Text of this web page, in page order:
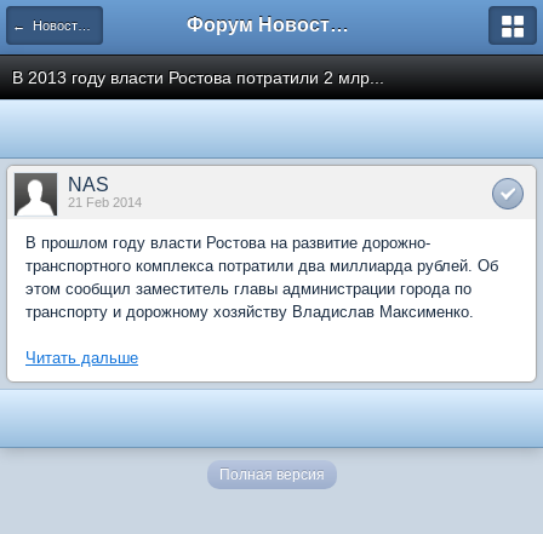
← Новости рынка недвижимости Форум Новостройки
В 2013 году власти Ростова потратили 2 млр...
NAS
21 Feb 2014
В прошлом году власти Ростова на развитие дорожно-
транспортного комплекса потратили два миллиарда рублей. Об
этом сообщил заместитель главы администрации города по
транспорту и дорожному хозяйству Владислав Максименко.
Читать дальше
Полная версия